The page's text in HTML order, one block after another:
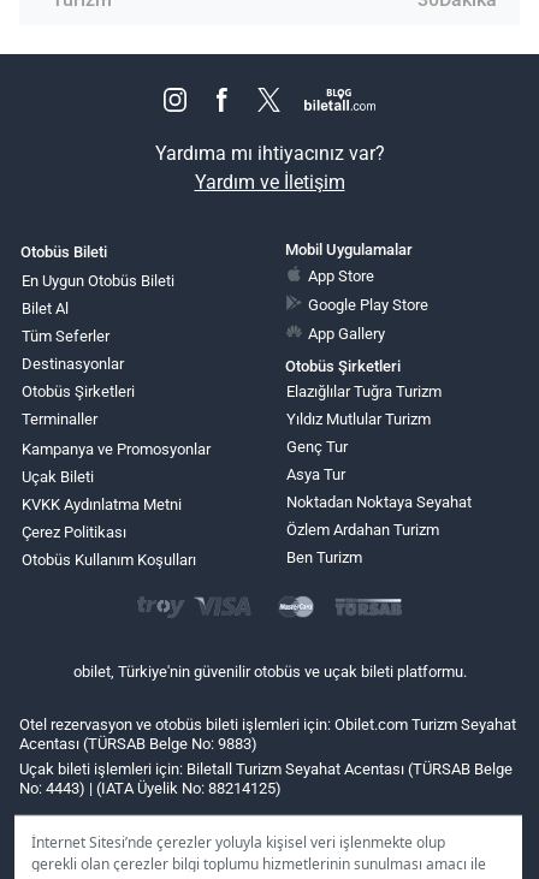
İnternet Sitesi’nde çerezler yoluyla kişisel veri işlenmekte olup
gerekli olan çerezler bilgi toplumu hizmetlerinin sunulması amacı ile
Yardıma mı ihtiyacınız var?
Yardım ve İletişim
Otobüs Bileti
En Uygun Otobüs Bileti
Bilet Al
Tüm Seferler
Destinasyonlar
Otobüs Şirketleri
Terminaller
Kampanya ve Promosyonlar
Uçak Bileti
KVKK Aydınlatma Metni
Çerez Politikası
Otobüs Kullanım Koşulları
Mobil Uygulamalar
App Store
Google Play Store
App Gallery
Otobüs Şirketleri
Elazığlılar Tuğra Turizm
Yıldız Mutlular Turizm
Genç Tur
Asya Tur
Noktadan Noktaya Seyahat
Özlem Ardahan Turizm
Ben Turizm
obilet, Türkiye'nin güvenilir otobüs ve uçak bileti platformu.
Otel rezervasyon ve otobüs bileti işlemleri için: Obilet.com Turizm Seyahat
Acentası (TÜRSAB Belge No: 9883)
Uçak bileti işlemleri için: Biletall Turizm Seyahat Acentası (TÜRSAB Belge
No: 4443) | (IATA Üyelik No: 88214125)